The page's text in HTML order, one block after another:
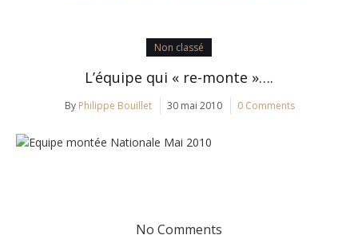
Non classé
L’équipe qui « re-monte »….
By Philippe Bouillet 30 mai 2010 0 Comments
No Comments